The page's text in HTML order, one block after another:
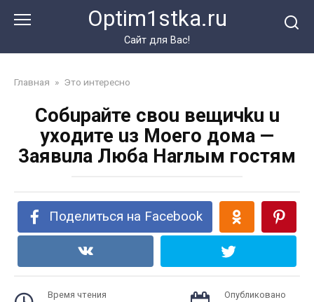
Optim1stka.ru
Сайт для Вас!
Главная » Это интересно
Coбupaйте свou вещичku u
yxoдите uз Moeго дoма —
3aявuла Любa Harлым гостям
Поделиться на Facebook
Время чтения Опубликовано